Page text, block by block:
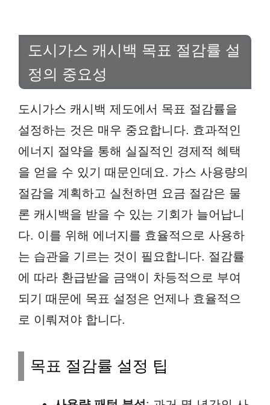
도시가스 캐시백 목표 절감률 설
정의 중요성
도시가스 캐시백 제도에서 목표 절감률을
설정하는 것은 매우 중요합니다. 효과적인
에너지 절약을 통해 실질적인 경제적 혜택
을 얻을 수 있기 때문인데요. 가스 사용량의
절감을 계획하고 실천하면 요금 절감은 물
론 캐시백을 받을 수 있는 기회가 늘어납니
다. 이를 위해 에너지를 효율적으로 사용하
는 습관을 기르는 것이 필요합니다. 절감률
에 따라 환급받을 금액이 차등적으로 부여
되기 때문에 목표 설정은 언제나 효율적으
로 이뤄져야 합니다.
목표 절감률 설정 팁